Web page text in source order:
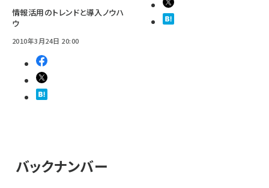
情報活用のトレンドと導入ノウハ
ウ
2010年3月24日 20:00
バックナンバー